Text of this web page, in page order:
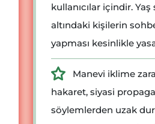
kullanıcılar içindir. Yaş
altındaki kişilerin
yapması kesinlikle
Manevi iklime
hakaret, siyasi
söylemlerden uzak